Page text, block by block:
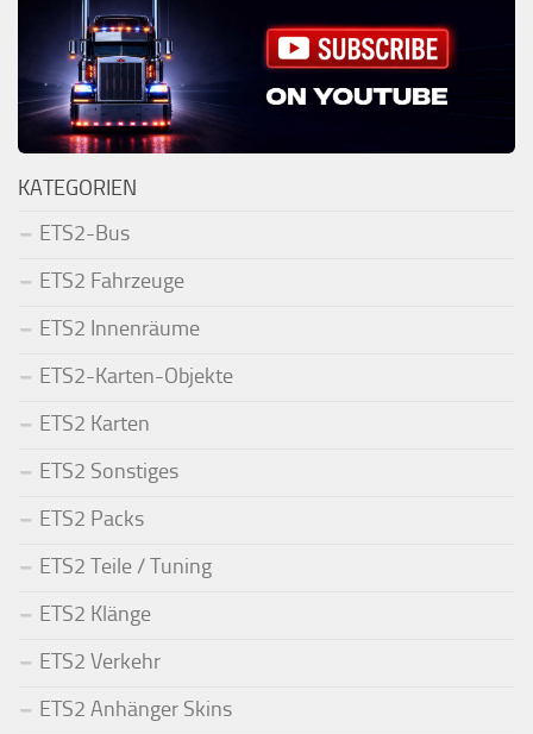
KATEGORIEN
ETS2-Bus
ETS2 Fahrzeuge
ETS2 Innenräume
ETS2-Karten-Objekte
ETS2 Karten
ETS2 Sonstiges
ETS2 Packs
ETS2 Teile / Tuning
ETS2 Klänge
ETS2 Verkehr
ETS2 Anhänger Skins